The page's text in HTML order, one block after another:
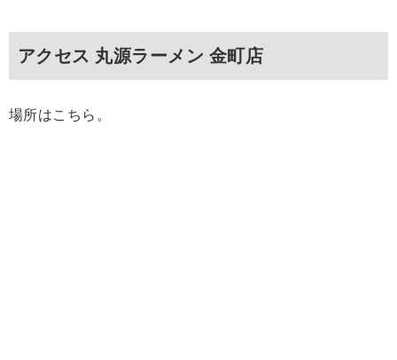
アクセス 丸源ラーメン 金町店
場所はこちら。